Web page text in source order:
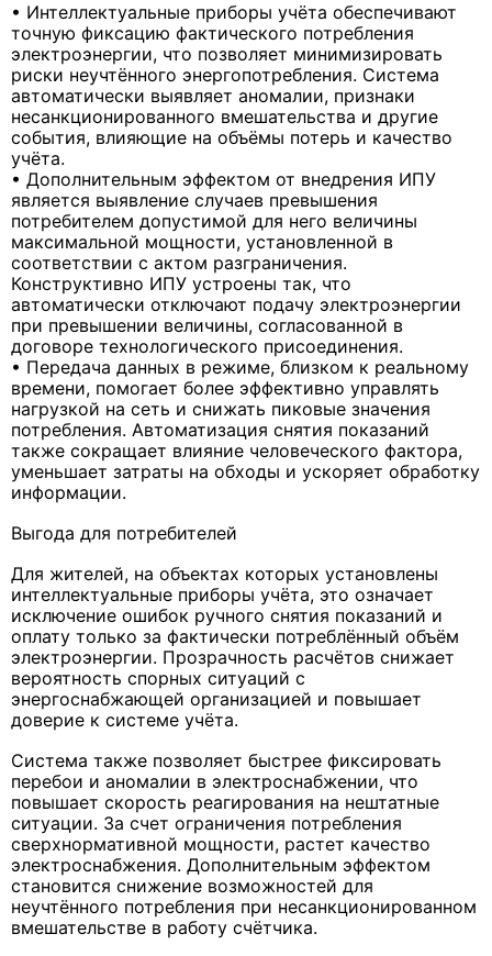
• Интеллектуальные приборы учёта обеспечивают
точную фиксацию фактического потребления
электроэнергии, что позволяет минимизировать
риски неучтённого энергопотребления. Система
автоматически выявляет аномалии, признаки
несанкционированного вмешательства и другие
события, влияющие на объёмы потерь и качество
учёта.
• Дополнительным эффектом от внедрения ИПУ
является выявление случаев превышения
потребителем допустимой для него величины
максимальной мощности, установленной в
соответствии с актом разграничения.
Конструктивно ИПУ устроены так, что
автоматически отключают подачу электроэнергии
при превышении величины, согласованной в
договоре технологического присоединения.
• Передача данных в режиме, близком к реальному
времени, помогает более эффективно управлять
нагрузкой на сеть и снижать пиковые значения
потребления. Автоматизация снятия показаний
также сокращает влияние человеческого фактора,
уменьшает затраты на обходы и ускоряет обработку
информации.
Выгода для потребителей
Для жителей, на объектах которых установлены
интеллектуальные приборы учёта, это означает
исключение ошибок ручного снятия показаний и
оплату только за фактически потреблённый объём
электроэнергии. Прозрачность расчётов снижает
вероятность спорных ситуаций с
энергоснабжающей организацией и повышает
доверие к системе учёта.
Система также позволяет быстрее фиксировать
перебои и аномалии в электроснабжении, что
повышает скорость реагирования на нештатные
ситуации. За счет ограничения потребления
сверхнормативной мощности, растет качество
электроснабжения. Дополнительным эффектом
становится снижение возможностей для
неучтённого потребления при несанкционированном
вмешательстве в работу счётчика.